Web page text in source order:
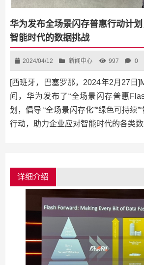
华为发布全场景闪存普惠行动计
智能时代的数据挑战
2024/04/12 新闻中心 997 0
[西班牙，巴塞罗那，2024年2月27日
间，华为发布了“全场景闪存普惠
划，倡导 “全场景闪存化”“绿色可持续
行动，助力企业应对智能时代的各类数
详细介绍